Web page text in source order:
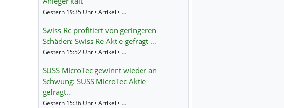
Gestern 19:35 Uhr • Artikel • BörsenNEWS.de
Swiss Re profitiert von geringeren
Schäden: Swiss Re Aktie gefragt …
Gestern 15:52 Uhr • Artikel • BörsenNEWS.de
SUSS MicroTec gewinnt wieder an
Schwung: SUSS MicroTec Aktie
gefragt…
Gestern 15:36 Uhr • Artikel • BörsenNEWS.de